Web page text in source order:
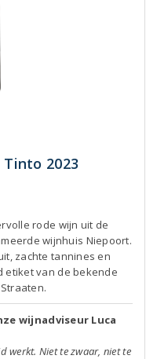
2023
rode wijn uit de
wijnhuis Niepoort.
zachte tannines en
etiket van de bekende
wijnadviseur Luca
werkt. Niet te zwaar, niet te